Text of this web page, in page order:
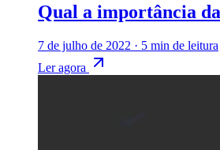
Qual a importância
7 de julho de 2022 · 5 min de leitura
Ler agora